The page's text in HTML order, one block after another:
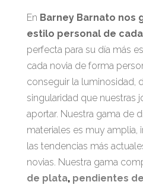
En Barney Barnato nos
estilo personal de
perfecta para su día más
cada novia de forma
conseguir la luminosidad,
singularidad que nuestras
aportar. Nuestra gama de
materiales es muy amplia,
las tendencias más
novias. Nuestra gama
de plata, pendientes